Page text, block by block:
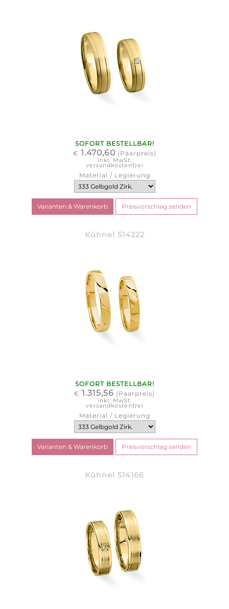
SOFORT BESTELLBAR!
€ 1.470,60 (Paarpreis)
inkl. MwSt.
versandkostenfrei
Material / Legierung
Kühnel 514222
SOFORT BESTELLBAR!
€ 1.315,56 (Paarpreis)
inkl. MwSt.
versandkostenfrei
Material / Legierung
Kühnel 514166